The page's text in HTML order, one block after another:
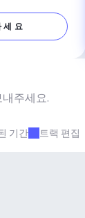
요
주세요.
기간 트랙 편집